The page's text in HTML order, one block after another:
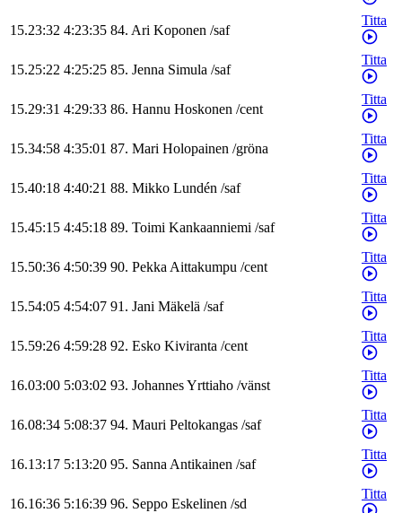
15.23:32 4:23:35 84. Ari Koponen /saf
Titta
15.25:22 4:25:25 85. Jenna Simula /saf
Titta
15.29:31 4:29:33 86. Hannu Hoskonen /cent
Titta
15.34:58 4:35:01 87. Mari Holopainen /gröna
Titta
15.40:18 4:40:21 88. Mikko Lundén /saf
Titta
15.45:15 4:45:18 89. Toimi Kankaanniemi /saf
Titta
15.50:36 4:50:39 90. PekkaAittakumpu /cent
Titta
15.54:05 4:54:07 91. Jani Mäkelä /saf
Titta
15.59:26 4:59:28 92. Esko Kiviranta /cent
Titta
16.03:00 5:03:02 93. JohannesYrttiaho /vänst
Titta
16.08:34 5:08:37 94. Mauri Peltokangas /saf
Titta
16.13:17 5:13:20 95. SannaAntikainen /saf
Titta
16.16:36 5:16:39 96. Seppo Eskelinen /sd
Titta